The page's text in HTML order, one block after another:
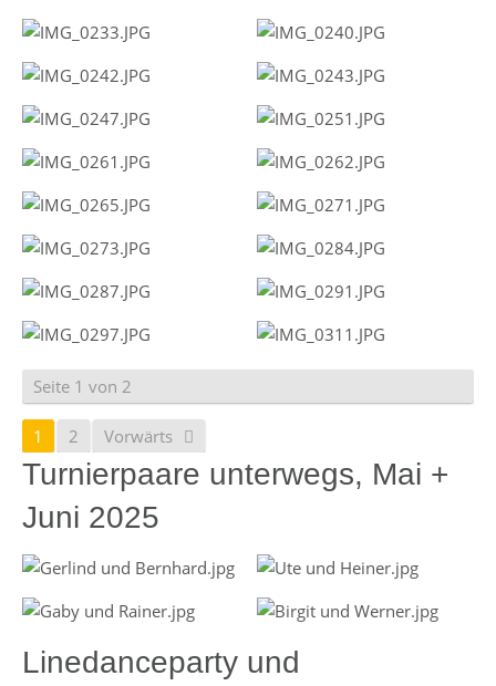
Seite 1 von 2
1 2 Vorwärts
Turnierpaare unterwegs, Mai +
Juni 2025
Linedanceparty und